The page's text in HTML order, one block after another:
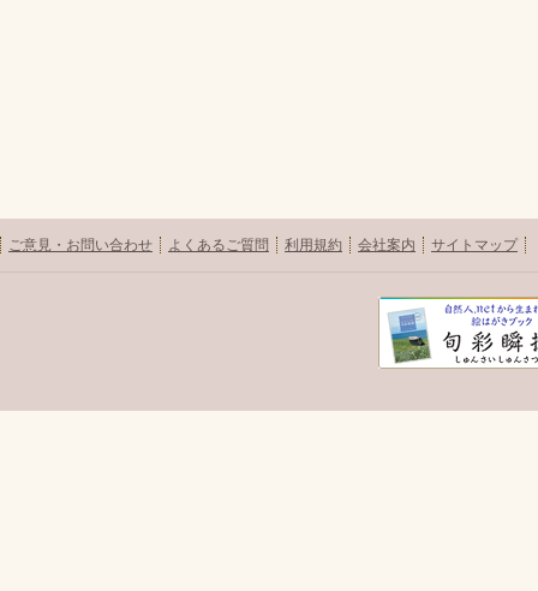
ご意見・お問い合わせ よくあるご質問 利用規約 会社案内 サイトマップ